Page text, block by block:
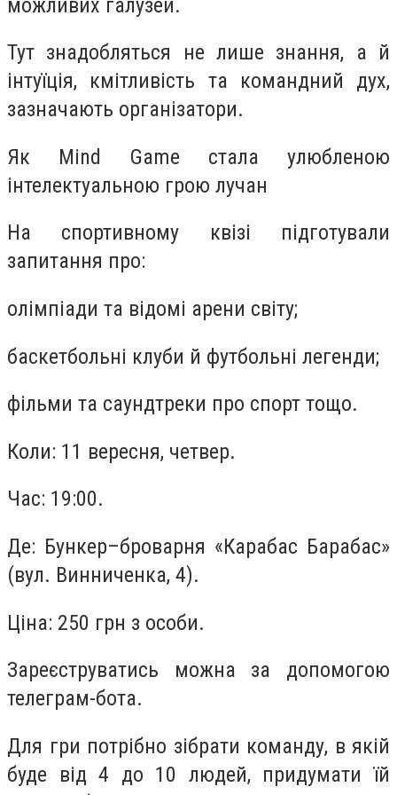
Тут знадобляться не лише знання, а й
інтуїція, кмітливість та командний дух,
зазначають організатори.
Як Mind Game стала улюбленою
інтелектуальною грою лучан
На спортивному квізі підготували
запитання про:
олімпіади та відомі арени світу;
баскетбольні клуби й футбольні легенди;
фільми та саундтреки про спорт тощо.
Коли: 11 вересня, четвер.
Час: 19:00.
Де: Бункер–броварня «Карабас Барабас»
(вул. Винниченка, 4).
Ціна: 250 грн з особи.
Зареєструватись можна за допомогою
телеграм-бота.
Для гри потрібно зібрати команду, в якій
буде від 4 до 10 людей, придумати їй